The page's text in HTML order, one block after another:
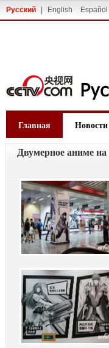
Русский English Español
Главная Новости
Двумерное аниме на